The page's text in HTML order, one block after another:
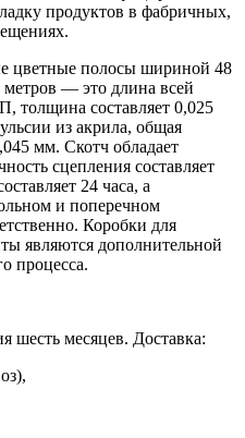
продуктов в фабричных,
цветные полосы шириной 48
— это длина всей
толщина составляет 0,025
из акрила, общая
мм. Скотч обладает
сцепления составляет
24 часа, а
и поперечном
Коробки для
являются дополнительной
процесса.
шесть месяцев. Доставка: